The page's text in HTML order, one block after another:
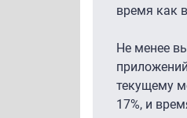
время как
Не менее
текущему
17%, и